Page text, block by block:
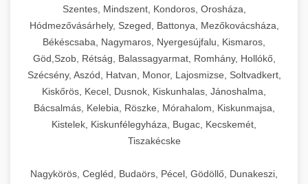
chef-iparikonyhagepek.hu
kereskedelmi csomagoló gép
professzionális konyhák számára. Nagy
kapacitású sütő- és főzőberendezés precíz
hőmérséklet-szabályozással.
chef-iparikonyhagepek.hu
kereskedelmi sütősütő
❄️ 25. Ipari Hűtőszekrény +
Professzionális hűtőegységek és hűtőkamrák
kereskedelmi konyhák számára.
Energiahatékony hűtési megoldások nagy
kapacitással.
chef-iparikonyhagepek.hu
💧 26. Ipari Mosogatógép +
Kereskedelmi mosogatóberendezések nagy
forgalmú éttermi műveletekhez. Gyors tisztítási
ciklusok fertőtlenítési képességekkel.
chef-iparikonyhagepek.hu
🧀 27. Ipari Sajtreszelő Gép +
élelmiszer-előkészítéshez. Különböző reszelési
Szentes, Mindszent, Kondoros, Orosháza,
Hódmezővásárhely, Szeged, Battonya, Mezőkovácsháza,
Békéscsaba, Nagymaros, Nyergesújfalu, Kismaros,
Göd,Szob, Rétság, Balassagyarmat, Romhány, Hollókő,
Szécsény, Aszód, Hatvan, Monor, Lajosmizse, Soltvadkert,
Kiskőrös, Kecel, Dusnok, Kiskunhalas, Jánoshalma,
Bácsalmás, Kelebia, Röszke, Mórahalom, Kiskunmajsa,
Kistelek, Kiskunfélegyháza, Bugac, Kecskemét,
Tiszakécske
Nagykörös, Cegléd, Budaörs, Pécel, Gödöllő, Dunakeszi,